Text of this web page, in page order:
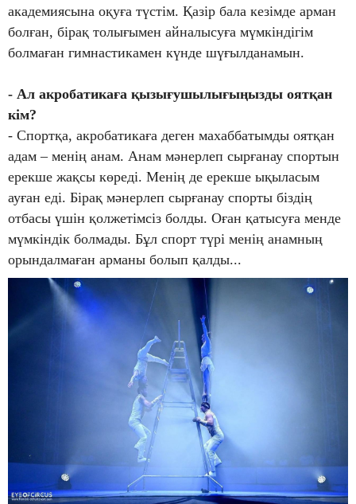
академиясына оқуға түстім. Қазір бала кезімде арман
болған, бірақ толығымен айналысуға мүмкіндігім
болмаған гимнастикамен күнде шүғылданамын.
- Ал акробатикаға қызығушылығыңызды оятқан
кім?
- Спортқа, акробатикаға деген махаббатымды оятқан
адам – менің анам. Анам мәнерлеп сырғанау спортын
ерекше жақсы көреді. Менің де ерекше ықыласым
ауған еді. Бірақ мәнерлеп сырғанау спорты біздің
отбасы үшін қолжетімсіз болды. Оған қатысуға менде
мүмкіндік болмады. Бұл спорт түрі менің анамның
орындалмаған арманы болып қалды...